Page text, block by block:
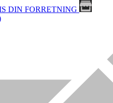
DIN FORRETNING